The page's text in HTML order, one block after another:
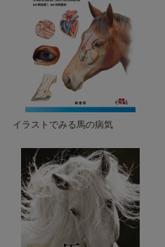
イラストでみる馬の病気